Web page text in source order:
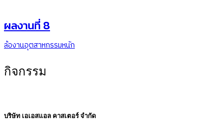
ผลงานที่ 8
ล้องานอุตสาหกรรมหนัก
กิจกรรม
บริษัท เอเอสแอล คาสเตอร์ จำกัด